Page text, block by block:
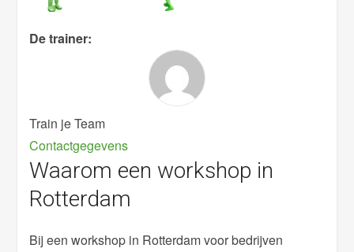
De trainer:
Train je Team
Contactgegevens
Waarom een workshop in
Rotterdam
Bij een workshop in Rotterdam voor bedrijven